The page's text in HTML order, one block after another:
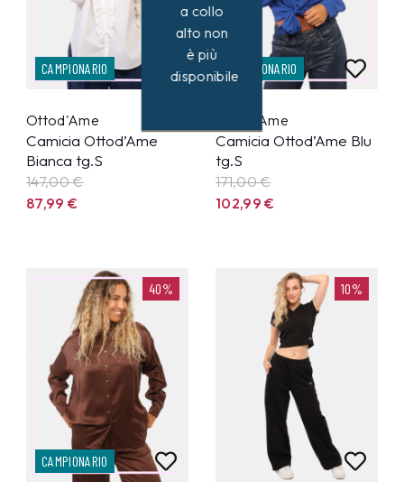
CAMPIONARIO
Ottod'Ame
Camicia Ottod’Ame
Bianca tg.S
147,00 €
87,99€
CAMPIONARIO
Ottod'Ame
Camicia Ottod’Ame Blu
tg.S
171,00 €
102,99€
40%
CAMPIONARIO
10%
a collo
alto non
è più
disponibile